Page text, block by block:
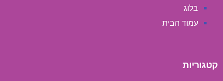
בלוג
עמוד הבית
קטגוריות